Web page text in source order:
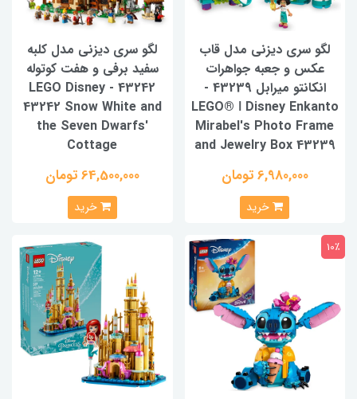
لگو سری دیزنی مدل قاب
عکس و جعبه جواهرات
انکانتو میرابل 43239 -
LEGO® ǀ Disney Enkanto
Mirabel's Photo Frame
and Jewelry Box 43239
6,980,000 تومان
خرید
لگو سری دیزنی مدل کلبه
سفید برفی و هفت کوتوله
43242 - LEGO Disney
43242 Snow White and
the Seven Dwarfs'
Cottage
64,500,000 تومان
خرید
10٪